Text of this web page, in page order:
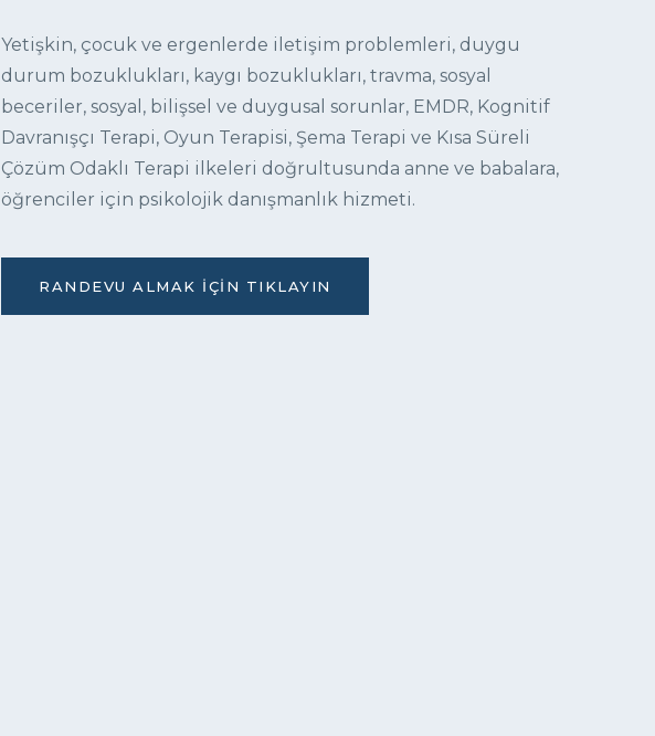
Yetişkin, çocuk ve ergenlerde iletişim problemleri, duygu
durum bozuklukları, kaygı bozuklukları, travma, sosyal
beceriler, sosyal, bilişsel ve duygusal sorunlar, EMDR, Kognitif
Davranışçı Terapi, Oyun Terapisi, Şema Terapi ve Kısa Süreli
Çözüm Odaklı Terapi ilkeleri doğrultusunda anne ve babalara,
öğrenciler için psikolojik danışmanlık hizmeti.
RANDEVU ALMAK İÇIN TIKLAYIN